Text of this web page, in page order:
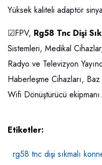
Yüksek kaliteli adaptör
☑FPV, Rg58 Tnc Dişi
Sistemleri, Medikal
Radyo ve Televizyon
Haberleşme Cihazları,
Wifi Dönüştürücü ekipmanı.
Etiketler:
rg58 tnc dişi sıkmalı